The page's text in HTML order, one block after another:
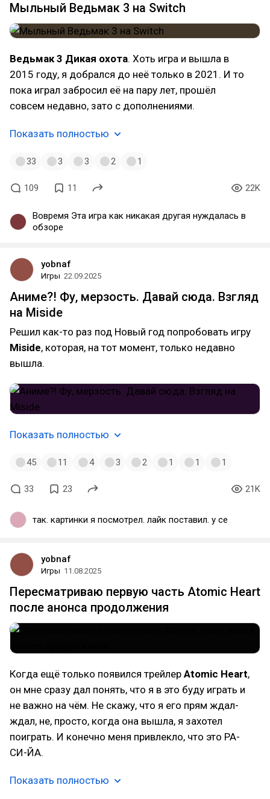
Мыльный Ведьмак 3 на Switch
Ведьмак 3 Дикая охота. Хоть игра и вышла в
2015 году, я добрался до неё только в 2021. И то
пока играл забросил её на пару лет, прошёл
совсем недавно, зато с дополнениями.
Показать полностью
33 3 3 2 1
109 11 22K
Вовремя Эта игра как никакая другая нуждалась в
обзоре
yobnaf
Игры 22.09.2025
Аниме?! Фу, мерзость. Давай сюда. Взгляд
на Miside
Решил как-то раз под Новый год попробовать игру
Miside, которая, на тот момент, только недавно
вышла.
Показать полностью
45 11 4 3 2 1 1 1
33 23 21K
так. картинки я посмотрел. лайк поставил. у се
yobnaf
Игры 11.08.2025
Пересматриваю первую часть Atomic Heart
после анонса продолжения
Когда ещё только появился трейлер Atomic Heart,
он мне сразу дал понять, что я в это буду играть и
не важно на чём. Не скажу, что я его прям ждал-
ждал, не, просто, когда она вышла, я захотел
поиграть. И конечно меня привлекло, что это РА-
СИ-ЙА.
Показать полностью